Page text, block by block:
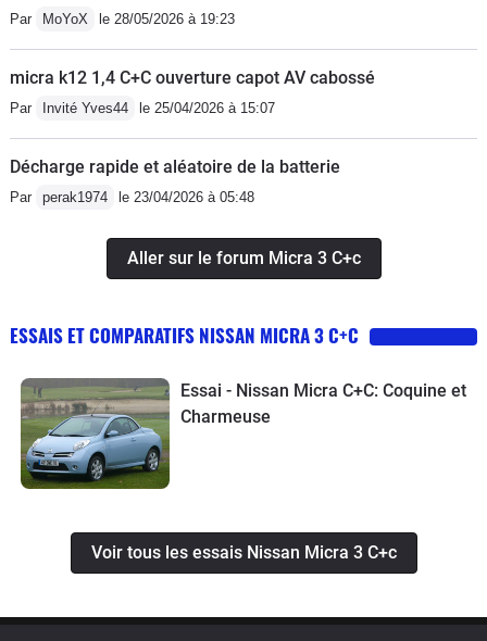
Par MoYoX le 28/05/2026 à 19:23
micra k12 1,4 C+C ouverture capot AV cabossé
Par Invité Yves44 le 25/04/2026 à 15:07
Décharge rapide et aléatoire de la batterie
Par perak1974 le 23/04/2026 à 05:48
Aller sur le forum Micra 3 C+c
ESSAIS ET COMPARATIFS NISSAN MICRA 3 C+C
Essai - Nissan Micra C+C: Coquine et
Charmeuse
Voir tous les essais Nissan Micra 3 C+c